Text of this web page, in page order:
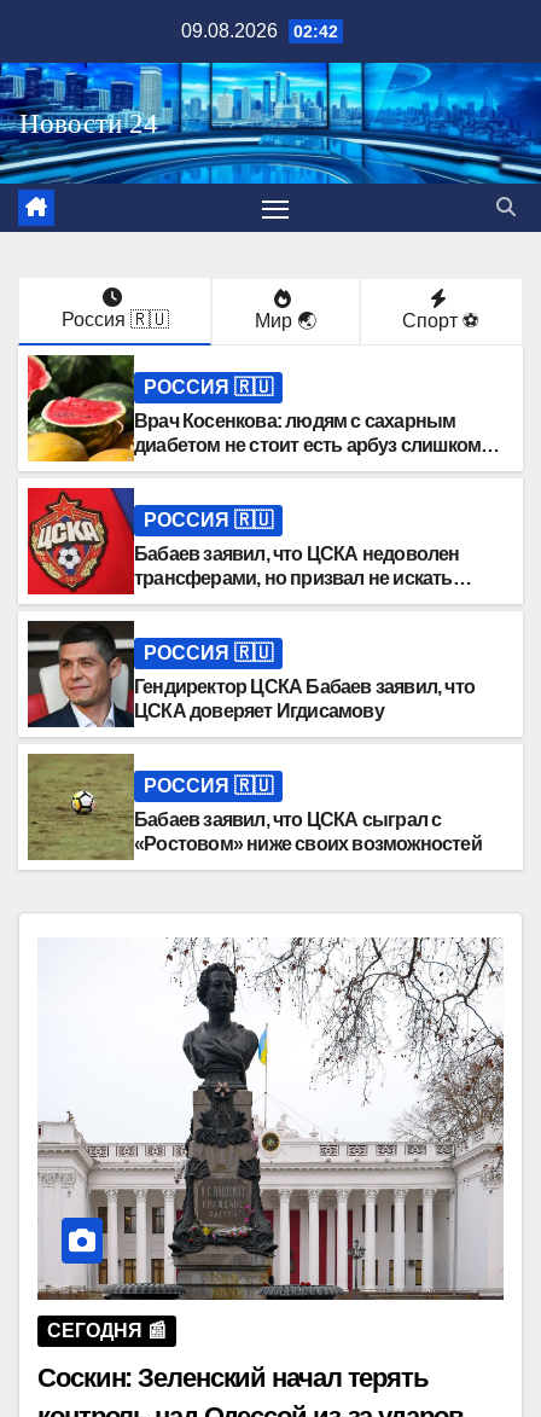
содержимому
09.08.2026 02:42
Россия 🇷🇺 Мир 🌏 Спорт ⚽️
РОССИЯ 🇷🇺
Врач Косенкова: людям с сахарным
диабетом не стоит есть арбуз слишком
часто
РОССИЯ 🇷🇺
Бабаев заявил, что ЦСКА недоволен
трансферами, но призвал не искать
крайних
РОССИЯ 🇷🇺
Гендиректор ЦСКА Бабаев заявил, что
ЦСКА доверяет Игдисамову
РОССИЯ 🇷🇺
Бабаев заявил, что ЦСКА сыграл с
«Ростовом» ниже своих возможностей
СЕГОДНЯ 📰
Соскин: Зеленский начал терять